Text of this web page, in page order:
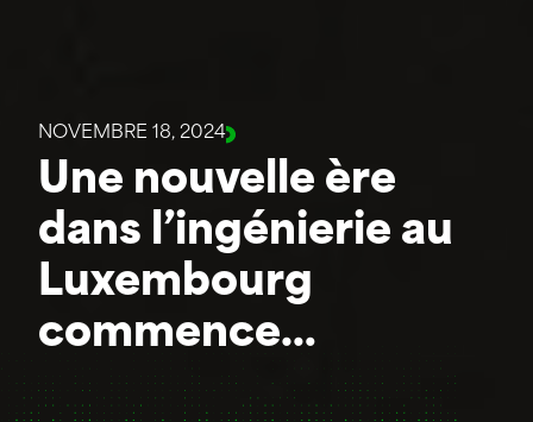
NOVEMBRE 18, 2024
Une nouvelle ère
dans l’ingénierie au
Luxembourg
commence…